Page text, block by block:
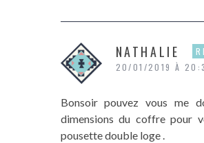
NATHALIE
20/01/2019 À
Bonsoir pouvez vous me
dimensions du coffre pour
pousette double loge .